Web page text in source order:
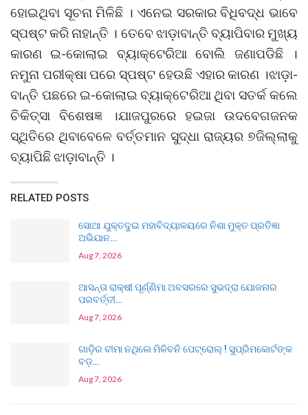
ହୋଇଥିବା ସୂଚନା ମିଳିଛି । ଏନେଇ ସରକାର ବିଧିବଦ୍ଧ ଭାବେ
ସ୍ପଷ୍ଟ କରି ନାହାନ୍ତି । ତେବେ ଝାଡ଼ାବାନ୍ତି ବ୍ୟାପିବାର ମୁଖ୍ୟ
କାରଣ ଇ-କୋଲାଇ ବ୍ୟାକ୍ଟେରିଆ ବୋଲି ଜଣାପଡିଛି ।
ନମୁନା ପରୀକ୍ଷା ପରେ ସ୍ପଷ୍ଟ ହେଉଛି ଏହାର କାରଣ ।ଝାଡ଼ା-
ବାନ୍ତି ପଛରେ ଇ-କୋଲାଇ ବ୍ୟାକ୍ଟେରିଆ ଥିବା ସତର୍କ କଲେ
ଚିକିତ୍ସା ବିଶେଷଜ୍ଞ ।ଯାଜପୁରରେ ହଇଜା ଉଦବେଗଜନକ
ସ୍ଥିତିରେ ଥିବାବେଳେ ବର୍ତ୍ତମାନ ସୁଦ୍ଧା ରାଜ୍ୟର ୭ଜିଲ୍ଲାକୁ
ବ୍ୟାପିଛି ଝାଡ଼ାବାନ୍ତି ।
RELATED POSTS
ସୋଆ ଯୁକ୍ତଦୁଇ ମହାବିଦ୍ୟାଳୟରେ ନିଶା ମୁକ୍ତ ପ୍ରତିଜ୍ଞା
ଅଭିଯାନ…
Aug 7, 2026
ଆସନ୍ତା ରାକ୍ଷୀ ପୂର୍ଣ୍ଣିମା ଅବସରରେ ସୁଭଦ୍ରା ଯୋଜନାର
ପରବର୍ତ୍ତୀ…
Aug 7, 2026
ଗାଡ଼ିର ବୀମା ନଥିଲେ ମିଳିବନି ପେଟ୍ରୋଲ୍ ! ସୁପ୍ରିମକୋର୍ଟଙ୍କ
ବଡ଼…
Aug 7, 2026